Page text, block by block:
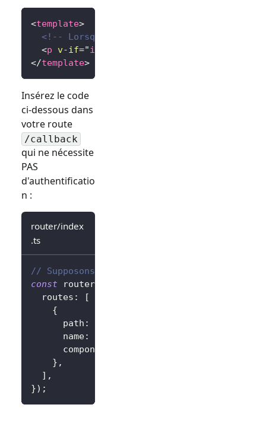
<template>
<!-- Lorsque le traitement est en cours --
<p v-if="isLoading
</template>
Insérez le code
ci-dessous dans
votre route
/callback
qui ne nécessite
PAS
d'authentificatio
n :
router/index
.ts
// Supposons vue-router
const router
  routes
:
[
{
      path
:
      name
:
      component
} ,
] ,
}) ;